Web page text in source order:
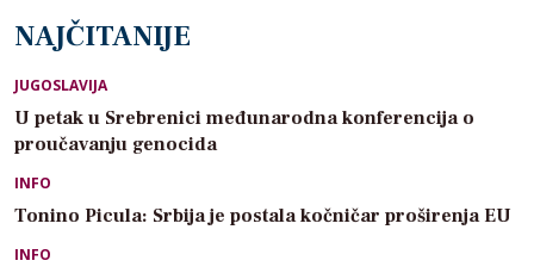
NAJČITANIJE
JUGOSLAVIJA
U petak u Srebrenici međunarodna konferencija o
proučavanju genocida
INFO
Tonino Picula: Srbija je postala kočničar proširenja EU
INFO